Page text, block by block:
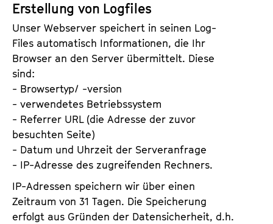
Erstellung von Logfiles
Unser Webserver speichert in seinen Log-
Files automatisch Informationen, die Ihr
Browser an den Server übermittelt. Diese
sind:
- Browsertyp/ -version
- verwendetes Betriebssystem
- Referrer URL (die Adresse der zuvor
besuchten Seite)
- Datum und Uhrzeit der Serveranfrage
- IP-Adresse des zugreifenden Rechners.
IP-Adressen speichern wir über einen
Zeitraum von 31 Tagen. Die Speicherung
erfolgt aus Gründen der Datensicherheit, d.h.